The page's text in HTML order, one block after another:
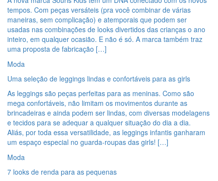
tempos. Com peças versáteis (pra você combinar de várias
maneiras, sem complicação) e atemporais que podem ser
usadas nas combinações de looks divertidos das crianças o ano
inteiro, em qualquer ocasião. E não é só. A marca também traz
uma proposta de fabricação […]
Moda
Uma seleção de leggings lindas e confortáveis para as girls
As leggings são peças perfeitas para as meninas. Como são
mega confortáveis, não limitam os movimentos durante as
brincadeiras e ainda podem ser lindas, com diversas modelagens
e tecidos para se adequar a qualquer situação do dia a dia.
Aliás, por toda essa versatilidade, as leggings infantis ganharam
um espaço especial no guarda-roupas das girls! […]
Moda
7 looks de renda para as pequenas